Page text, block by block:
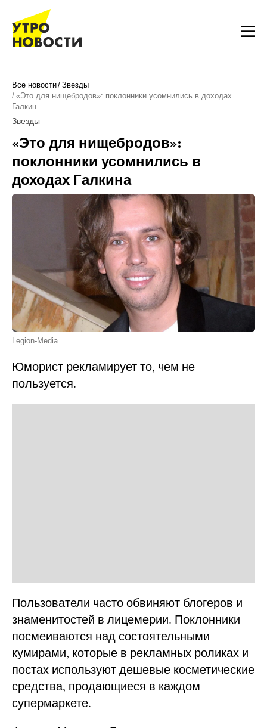
Все новости Звезды
«Это для нищебродов»: поклонники усомнились в доходах
Галкин…
Звезды
«Это для нищебродов»:
поклонники усомнились в
доходах Галкина
Legion-Media
Юморист рекламирует то, чем не
пользуется.
Пользователи часто обвиняют блогеров и
знаменитостей в лицемерии. Поклонники
посмеиваются над состоятельными
кумирами, которые в рекламных роликах и
постах используют дешевые косметические
средства, продающиеся в каждом
супермаркете.